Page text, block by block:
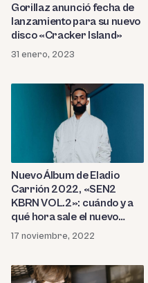
Gorillaz anunció fecha de
lanzamiento para su nuevo
disco «Cracker Island»
31 enero, 2023
Nuevo Álbum de Eladio
Carrión 2022, «SEN2
KBRN VOL.2»: cuándo y a
qué hora sale el nuevo
disco
17 noviembre, 2022